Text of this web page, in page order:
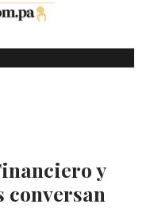
y
conversan